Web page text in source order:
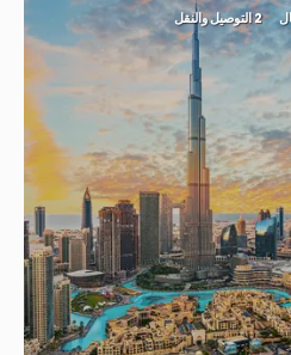
2 التوصيل والنقل